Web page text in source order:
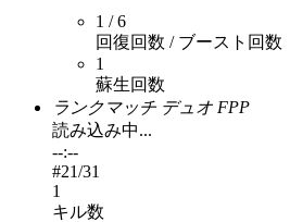
1 / 6
回復回数 / ブースト回数
1
蘇生回数
ランクマッチ デュオ FPP
読み込み中...
--:--
#21/31
1
キル数